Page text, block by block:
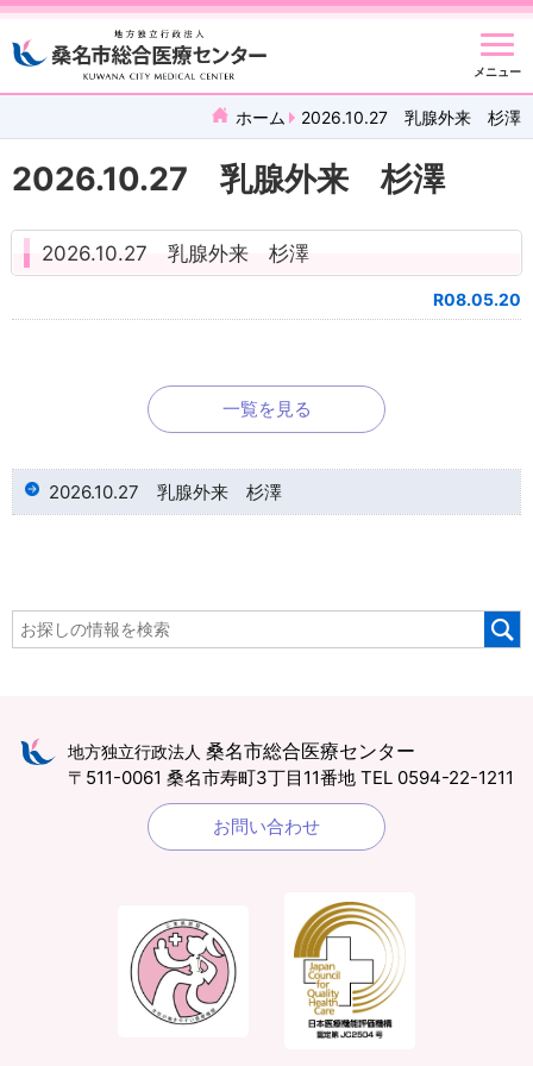
メニュー
ホーム 2026.10.27 乳腺外来 杉澤
2026.10.27 乳腺外来 杉澤
2026.10.27 乳腺外来 杉澤
R08.05.20
一覧を見る
2026.10.27 乳腺外来 杉澤
地方独立行政法人 桑名市総合医療センター
〒511-0061 桑名市寿町3丁目11番地 TEL 0594-22-1211
お問い合わせ